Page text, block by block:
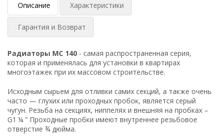
Описание Характеристики
Гарантия и Возврат
Радиаторы МС 140 - самая распространенная серия,
которая и применялась для установки в квартирах
многоэтажек при их массовом строительстве.
Исходным сырьем для отливки самих секций, а также очень
часто — глухих или проходных пробок, является серый
чугун. Резьба на секциях, ниппелях и внешняя на пробках –
G1 ¼ ʺ Проходные пробки имеют внутреннее резьбовое
отверстие ¾ дюйма.